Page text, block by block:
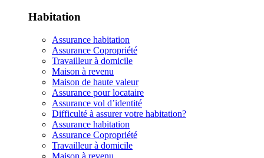
Habitation
Assurance habitation
Assurance Copropriété
Travailleur à domicile
Maison à revenu
Maison de haute valeur
Assurance pour locataire
Assurance vol d’identité
Difficulté à assurer votre habitation?
Assurance habitation
Assurance Copropriété
Travailleur à domicile
Maison à revenu